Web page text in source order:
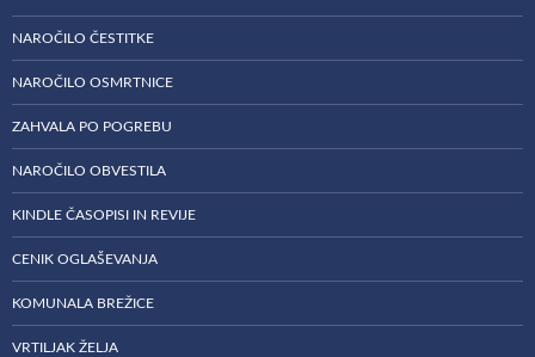
NAROČILO ČESTITKE
NAROČILO OSMRTNICE
ZAHVALA PO POGREBU
NAROČILO OBVESTILA
KINDLE ČASOPISI IN REVIJE
CENIK OGLAŠEVANJA
KOMUNALA BREŽICE
VRTILJAK ŽELJA